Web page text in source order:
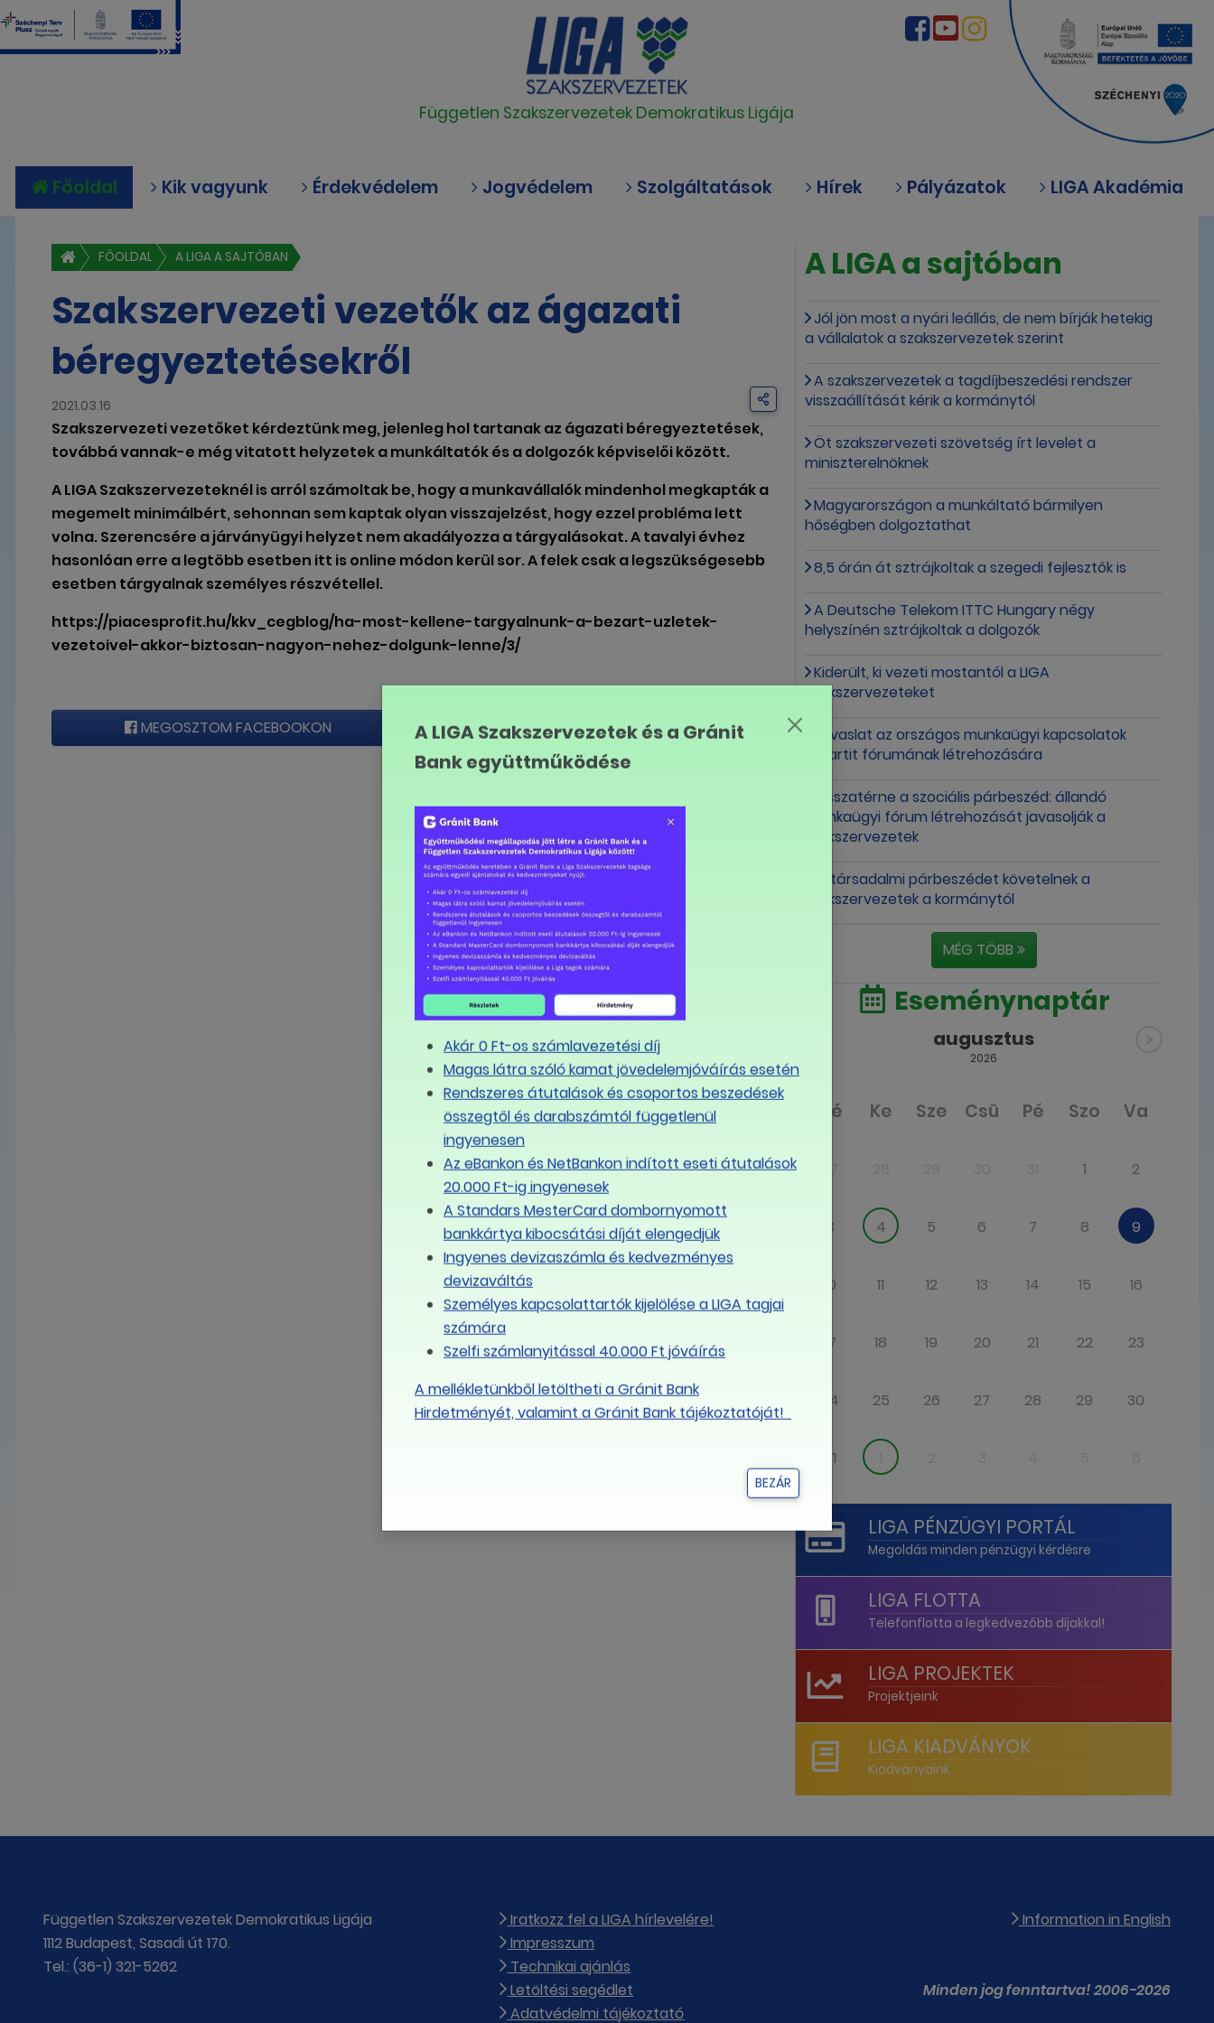
Független Szakszervezetek Demokratikus Ligája
Főoldal Kik vagyunk Érdekvédelem Jogvédelem Szolgáltatások Hírek Pályázatok LIGA Akadémia
FŐOLDAL A LIGA A SAJTÓBAN
Szakszervezeti vezetők az ágazati
béregyeztetésekről
2021.03.16
Szakszervezeti vezetőket kérdeztünk meg, jelenleg hol tartanak az ágazati béregyeztetések,
továbbá vannak-e még vitatott helyzetek a munkáltatók és a dolgozók képviselői között.
A LIGA Szakszervezeteknél is arról számoltak be, hogy a munkavállalók mindenhol megkapták a
megemelt minimálbért, sehonnan sem kaptak olyan visszajelzést, hogy ezzel probléma lett
volna. Szerencsére a járványügyi helyzet nem akadályozza a tárgyalásokat. A tavalyi évhez
hasonlóan erre a legtöbb esetben itt is online módon kerül sor. A felek csak a legszükségesebb
esetben tárgyalnak személyes részvétellel.
https://piacesprofit.hu/kkv_cegblog/ha-most-kellene-targyalnunk-a-bezart-uzletek-
vezetoivel-akkor-biztosan-nagyon-nehez-dolgunk-lenne/3/
MEGOSZTOM FACEBOOKON LINK MÁSOLÁSA
A LIGA a sajtóban
Jól jön most a nyári leállás, de nem bírják hetekig
a vállalatok a szakszervezetek szerint
A szakszervezetek a tagdíjbeszedési rendszer
visszaállítását kérik a kormánytól
Öt szakszervezeti szövetség írt levelet a
miniszterelnöknek
Magyarországon a munkáltató bármilyen
hőségben dolgoztathat
8,5 órán át sztrájkoltak a szegedi fejlesztők is
A Deutsche Telekom ITTC Hungary négy
helyszínén sztrájkoltak a dolgozók
Kiderült, ki vezeti mostantól a LIGA
Szakszervezeteket
Javaslat az országos munkaügyi kapcsolatok
tripartit fórumának létrehozására
Visszatérne a szociális párbeszéd: állandó
munkaügyi fórum létrehozását javasolják a
szakszervezetek
Új társadalmi párbeszédet követelnek a
szakszervezetek a kormánytól
MÉG TÖBB
Eseménynaptár
augusztus
2026
Hé Ke Sze Csü Pé Szo Va
1 2
3 4 5 6 7 8 9
10 11 12 13 14 15 16
17 18 19 20 21 22 23
24 25 26 27 28 29 30
31
LIGA PÉNZÜGYI PORTÁL
Megoldás minden pénzügyi kérdésre
LIGA FLOTTA
Telefonflotta a legkedvezőbb díjakkal!
LIGA PROJEKTEK
Projektjeink
LIGA KIADVÁNYOK
Kiadványaink
A LIGA Szakszervezetek és a Gránit
Bank együttműködése
Akár 0 Ft-os számlavezetési díj
Magas látra szóló kamat jövedelemjóváírás esetén
Rendszeres átutalások és csoportos beszedések
összegtől és darabszámtól függetlenül
ingyenesen
Az eBankon és NetBankon indított eseti átutalások
20.000 Ft-ig ingyenesek
A Standars MesterCard dombornyomott
bankkártya kibocsátási díját elengedjük
Ingyenes devizaszámla és kedvezményes
devizaváltás
Személyes kapcsolattartók kijelölése a LIGA tagjai
számára
Szelfi számlanyitással 40.000 Ft jóváírás
A mellékletünkből letöltheti a Gránit Bank
Hirdetményét, valamint a Gránit Bank tájékoztatóját!
BEZÁR
Független Szakszervezetek Demokratikus Ligája
1112 Budapest, Sasadi út 170.
Tel.: (36-1) 321-5262
Iratkozz fel a LIGA hírlevelére!
Impresszum
Technikai ajánlás
Letöltési segédlet
Adatvédelmi tájékoztató
Information in English
Minden jog fenntartva! 2006-2026